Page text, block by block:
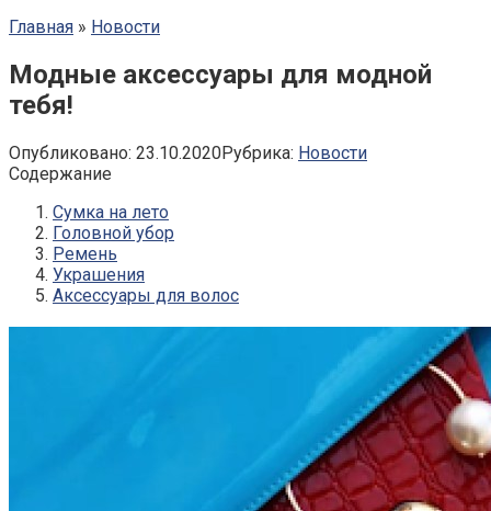
Главная » Новости
Модные аксессуары для модной
тебя!
Опубликовано: 23.10.2020Рубрика: Новости
Содержание
Сумка на лето
Головной убор
Ремень
Украшения
Аксессуары для волос